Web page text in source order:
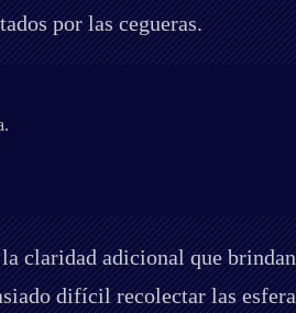
por las cegueras.
claridad adicional que
difícil recolectar las